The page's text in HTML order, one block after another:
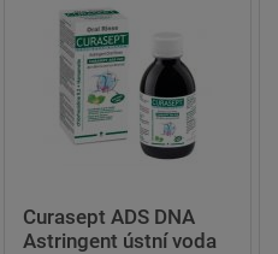
Curasept ADS DNA
Astringent ústní voda